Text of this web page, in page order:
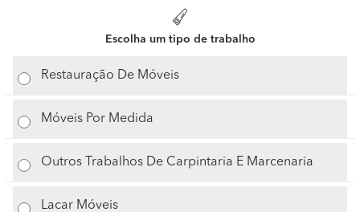
Escolha um tipo de trabalho
Restauração De Móveis
Móveis Por Medida
Outros Trabalhos De Carpintaria E Marcenaria
Lacar Móveis